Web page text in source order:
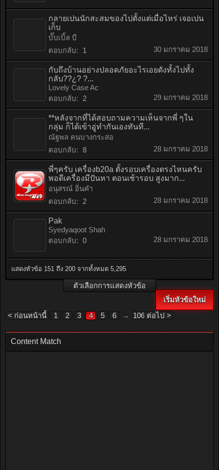
กลายเปนนักสะสมของไปตั้งแต่เมื่อไหร่ เจอเปน
เก็บ
บั๊บเบิ้ล บี
ตอบกลับ:
1 30 มกราคม 2018
กับถึงบ้านอย่างปลอดภัยอะไรเอยดังทั้งไปทั้ง
กลับ??¿? ?...
Lovely Case Ac
ตอบกลับ:
2 29 มกราคม 2018
**หลังจากที่ได้สอบถามความเห็นจากพี่ ๆใน
กลุ่ม ก็ได้เข้าอู่ทำกันเองทันที...
ณัฐพล คนบางกระสอ
ตอบกลับ: 8 28 มกราคม 2018
พี่ๆครับ เครื่องb20a ตั้งรอบเครื่องตรงไหนครับ
พอดีเครื่องมีปันหา ตอนเช้ารอบ สูงมาก...
อนุสรณ์ อิ่นคำ
ตอบกลับ:
2 28 มกราคม 2018
Pak
Syedyaqoot Shah
ตอบกลับ: 0 28 มกราคม 2018
แสดงหัวข้อ 151 ถึง 200 จากทั้งหมด 5,295
ตัวเลือกการแสดงหัวข้อ
เริ่มหัวข้อใหม่
< ก่อนหน้านี้
1 2 3 4 5 6 → 106 ต่อไป >
Content Match